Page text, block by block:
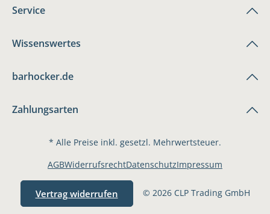
Service
Wissenswertes
barhocker.de
Zahlungsarten
* Alle Preise inkl. gesetzl. Mehrwertsteuer.
Vertrag widerrufen © 2026 CLP Trading GmbH
AGBWiderrufsrechtDatenschutzImpressum